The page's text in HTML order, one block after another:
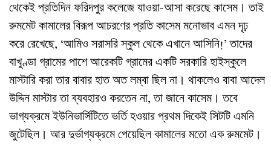
থেকেই প্রতিদিন ফরিদপুর কলেজে যাওয়া-আসা করেছে কাসেম। তাই
রুমমেট কামালের বিরূপ আচরণের প্রতি কাসেম মনোভাব এমন দৃঢ়
করে রেখেছে, ‘আমিও সরাসরি স্কুল থেকে এখানে আসিনি!’তাদের
বাখুণ্ডা গ্রামের পাশে আরেকটি গ্রামের একটি সরকারি হাইস্কুলে
মাস্টারি করা তার বাবার হাত অত লম্বা ছিল না। থাকলেও বাবা আদেল
উদ্দিন মাস্টার তা ব্যবহারও করতেন না,তা জানে কাসেম। তবে
ভাগ্যক্রমে ইউনিভার্সিটিতে ভর্তি হওয়ার প্রথম দিকেই সিটটি এমনি
জুটেছিল। আর দুর্ভাগ্যক্রমে পেয়েছিল কামালের মতো এক রুমমেট।